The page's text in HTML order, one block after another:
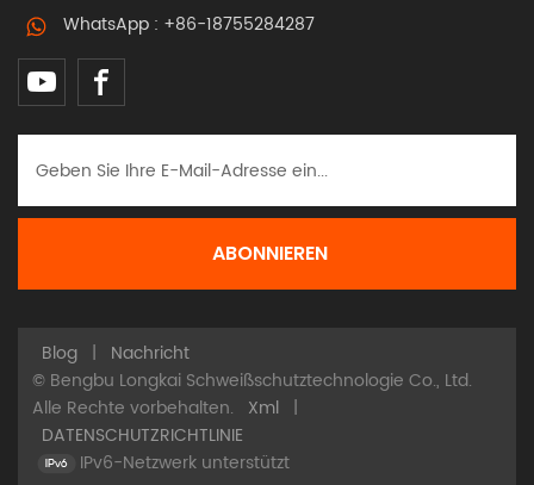
WhatsApp : +86-18755284287
Blog |
Nachricht
© Bengbu Longkai Schweißschutztechnologie Co., Ltd.
Alle Rechte vorbehalten.
Xml |
DATENSCHUTZRICHTLINIE
IPv6-Netzwerk unterstützt